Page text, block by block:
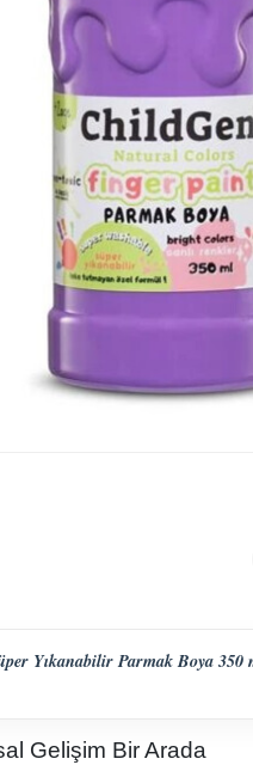
Yıkanabilir Parmak Boya
Gelişim Bir Arada